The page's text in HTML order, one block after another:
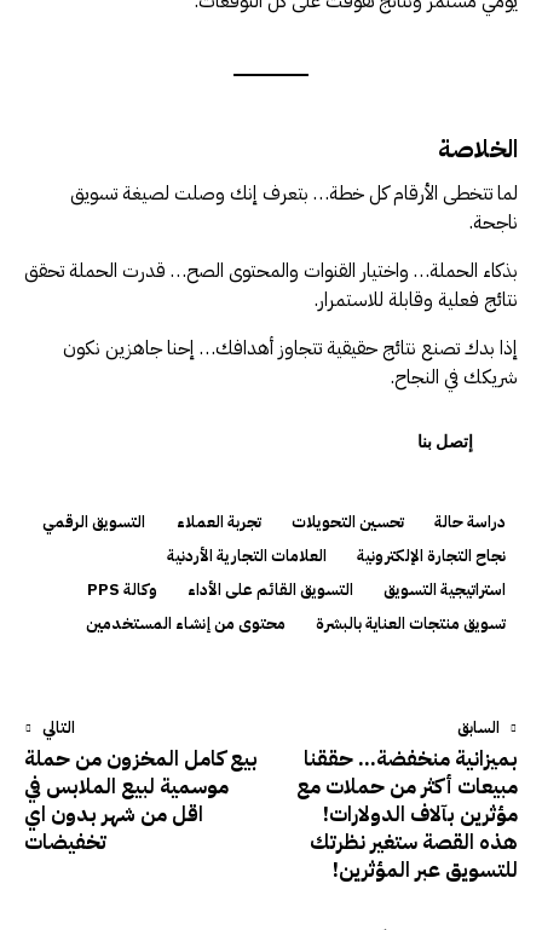
الخلاصة
لما تتخطى الأرقام كل خطة… بتعرف إنك وصلت لصيغة تسويق
ناجحة.
بذكاء الحملة… واختيار القنوات والمحتوى الصح… قدرت الحملة تحقق
نتائج فعلية وقابلة للاستمرار.
إذا بدك تصنع نتائج حقيقية تتجاوز أهدافك… إحنا جاهزين نكون
شريكك في النجاح.
إتصل بنا
دراسة حالة تحسين التحويلات تجربة العملاء
التسويق الرقمي
نجاح التجارة الإلكترونية
العلامات التجارية الأردنية
استراتيجية التسويق
التسويق القائم على الأداء
وكالة PPS
تسويق منتجات العناية بالبشرة
محتوى من إنشاء المستخدمين
السابق
بميزانية منخفضة… حققنا
مبيعات أكثر من حملات مع
مؤثرين بآلاف الدولارات!
هذه القصة ستغير نظرتك
للتسويق عبر المؤثرين!
التالي
بيع كامل المخزون من حملة
موسمية لبيع الملابس في
اقل من شهر بدون اي
تخفيضات